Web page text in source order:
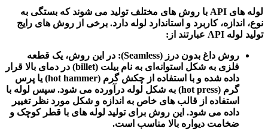
لوله‌ های API با روش‌ های مختلف تولید می شوند که بستگی به
نوع، اندازه، کاربرد و استاندارد لوله دارد. برخی از روش‌ های رایج
تولید لوله API عبارتند از:
روش داغ بدون درز (Seamless): در این روش، یک قطعه
فلزی به شکل استوانه‌ای به نام بیلت (billet) در دمای بالا قرار
داده شده و با استفاده از چکش گرم (hot hammer) یا پرس
گرم (hot press) به شکل لوله درآورده می شود. سپس لوله با
استفاده از قالب‌ های خاص به اندازه و شکل مورد نظر تغییر
داده می شود. این روش برای تولید لوله‌ های با قطر کوچک و
ضخامت دیواره بالا مناسب است.